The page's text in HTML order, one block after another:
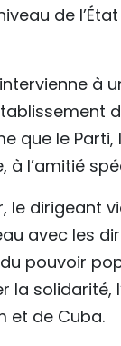
de
à
que le
à l’amitié
le dirigeant
avec les
pouvoir
la solidarité,
et de Cuba.